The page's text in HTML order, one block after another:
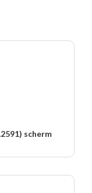
scherm